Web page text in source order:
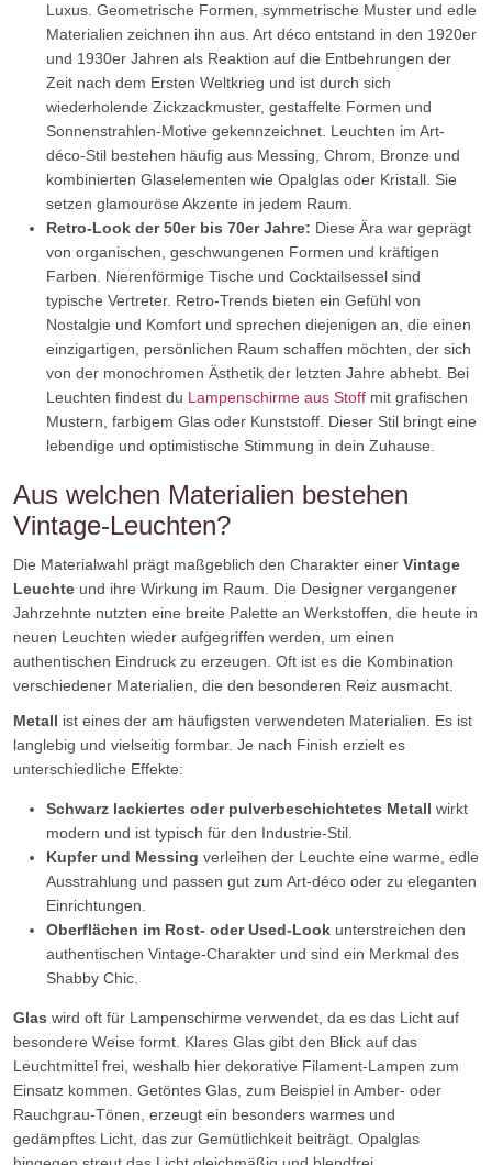
Luxus. Geometrische Formen, symmetrische Muster und edle
Materialien zeichnen ihn aus. Art déco entstand in den 1920er
und 1930er Jahren als Reaktion auf die Entbehrungen der
Zeit nach dem Ersten Weltkrieg und ist durch sich
wiederholende Zickzackmuster, gestaffelte Formen und
Sonnenstrahlen-Motive gekennzeichnet. Leuchten im Art-
déco-Stil bestehen häufig aus Messing, Chrom, Bronze und
kombinierten Glaselementen wie Opalglas oder Kristall. Sie
setzen glamouröse Akzente in jedem Raum.
Retro-Look der 50er bis 70er Jahre: Diese Ära war geprägt
von organischen, geschwungenen Formen und kräftigen
Farben. Nierenförmige Tische und Cocktailsessel sind
typische Vertreter. Retro-Trends bieten ein Gefühl von
Nostalgie und Komfort und sprechen diejenigen an, die einen
einzigartigen, persönlichen Raum schaffen möchten, der sich
von der monochromen Ästhetik der letzten Jahre abhebt. Bei
Leuchten findest du Lampenschirme aus Stoff mit grafischen
Mustern, farbigem Glas oder Kunststoff. Dieser Stil bringt eine
lebendige und optimistische Stimmung in dein Zuhause.
Aus welchen Materialien bestehen
Vintage-Leuchten?
Die Materialwahl prägt maßgeblich den Charakter einer Vintage
Leuchte und ihre Wirkung im Raum. Die Designer vergangener
Jahrzehnte nutzten eine breite Palette an Werkstoffen, die heute in
neuen Leuchten wieder aufgegriffen werden, um einen
authentischen Eindruck zu erzeugen. Oft ist es die Kombination
verschiedener Materialien, die den besonderen Reiz ausmacht.
Metall ist eines der am häufigsten verwendeten Materialien. Es ist
langlebig und vielseitig formbar. Je nach Finish erzielt es
unterschiedliche Effekte:
Schwarz lackiertes oder pulverbeschichtetes Metall wirkt
modern und ist typisch für den Industrie-Stil.
Kupfer und Messing verleihen der Leuchte eine warme, edle
Ausstrahlung und passen gut zum Art-déco oder zu eleganten
Einrichtungen.
Oberflächen im Rost- oder Used-Look unterstreichen den
authentischen Vintage-Charakter und sind ein Merkmal des
Shabby Chic.
Glas wird oft für Lampenschirme verwendet, da es das Licht auf
besondere Weise formt. Klares Glas gibt den Blick auf das
Leuchtmittel frei, weshalb hier dekorative Filament-Lampen zum
Einsatz kommen. Getöntes Glas, zum Beispiel in Amber- oder
Rauchgrau-Tönen, erzeugt ein besonders warmes und
gedämpftes Licht, das zur Gemütlichkeit beiträgt. Opalglas